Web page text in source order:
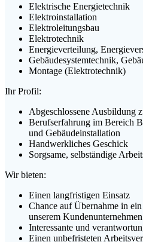
Elektrische Energietechnik
Elektroinstallation
Elektroleitungsbau
Elektrotechnik
Energieverteilung,
Gebäudesystemtechnik,
Montage (Elektrotechnik)
Ihr Profil:
Abgeschlossene Ausbildung
Berufserfahrung im Bereich
und Gebäudeinstallation
Handwerkliches Geschick
Sorgsame, selbständige
Wir bieten:
Einen langfristigen Einsatz
Chance auf Übernahme in
unserem Kundenunternehmen
Interessante und
Einen unbefristeten